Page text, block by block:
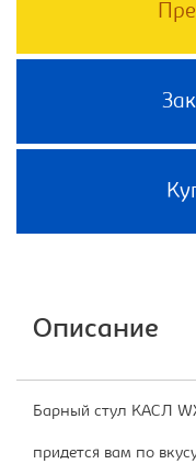
Описание
Барный стул КАСЛ
придется вам по